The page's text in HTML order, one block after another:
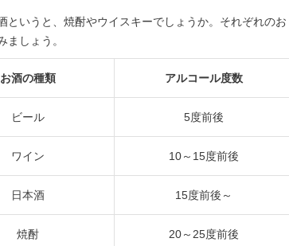
いうと、焼酎やウイスキーでしょうか。それぞれのお
しょう。
お酒の種類 アルコール度数
ビール 5度前後
ワイン 10～15度前後
日本酒 15度前後～
焼酎 20～25度前後